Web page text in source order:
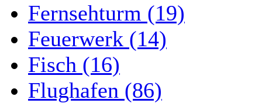
Fernsehturm (19)
Feuerwerk (14)
Fisch (16)
Flughafen (86)